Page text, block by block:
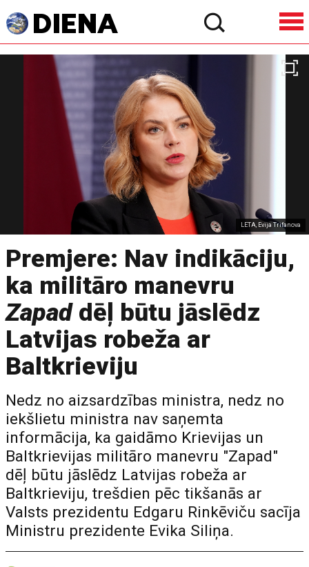
LETA, Evija Trifanova
Premjere: Nav indikāciju,
ka militāro manevru
Zapaddēļ būtu jāslēdz
Latvijas robeža ar
Baltkrieviju
Nedz no aizsardzības ministra, nedz no
iekšlietu ministra nav saņemta
informācija, ka gaidāmo Krievijas un
Baltkrievijas militāro manevru "Zapad"
dēļ būtu jāslēdz Latvijas robeža ar
Baltkrieviju, trešdien pēc tikšanās ar
Valsts prezidentu Edgaru Rinkēviču sacīja
Ministru prezidente Evika Siliņa.